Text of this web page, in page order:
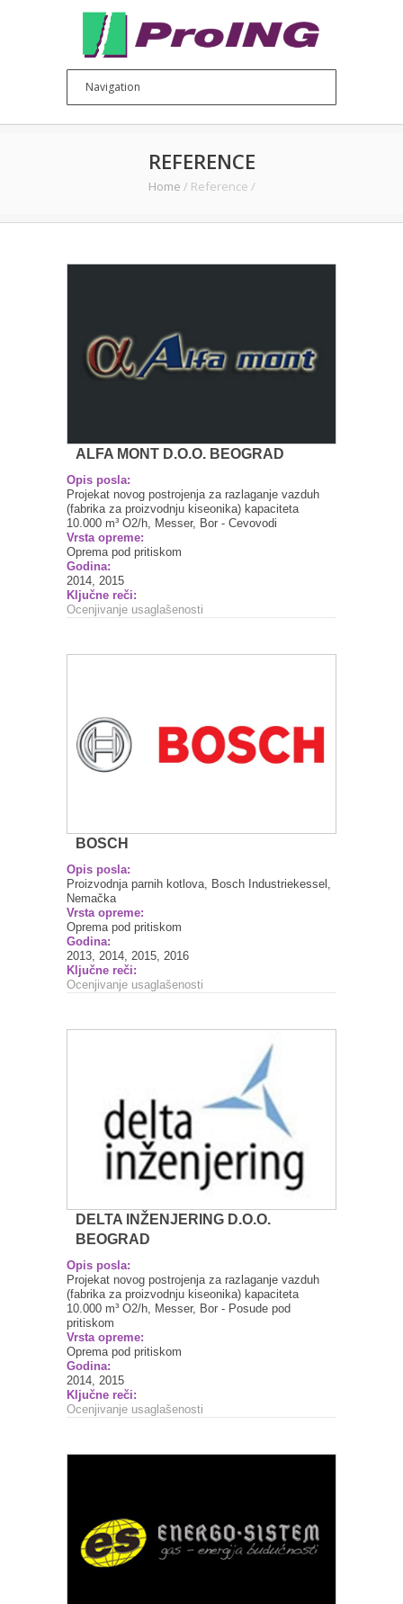
REFERENCE
Home / Reference /
ALFA MONT D.O.O. BEOGRAD
Opis posla:
Projekat novog postrojenja za razlaganje vazduh
(fabrika za proizvodnju kiseonika) kapaciteta
10.000 m³ O2/h, Messer, Bor - Cevovodi
Vrsta opreme:
Oprema pod pritiskom
Godina:
2014, 2015
Ključne reči:
Ocenjivanje usaglašenosti
BOSCH
Opis posla:
Proizvodnja parnih kotlova, Bosch Industriekessel,
Nemačka
Vrsta opreme:
Oprema pod pritiskom
Godina:
2013, 2014, 2015, 2016
Ključne reči:
Ocenjivanje usaglašenosti
DELTA INŽENJERING D.O.O.
BEOGRAD
Opis posla:
Projekat novog postrojenja za razlaganje vazduh
(fabrika za proizvodnju kiseonika) kapaciteta
10.000 m³ O2/h, Messer, Bor - Posude pod
pritiskom
Vrsta opreme:
Oprema pod pritiskom
Godina:
2014, 2015
Ključne reči:
Ocenjivanje usaglašenosti